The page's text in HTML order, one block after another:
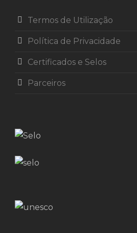
Termos de Utilização
Política de Privacidade
Certificados e Selos
Parceiros